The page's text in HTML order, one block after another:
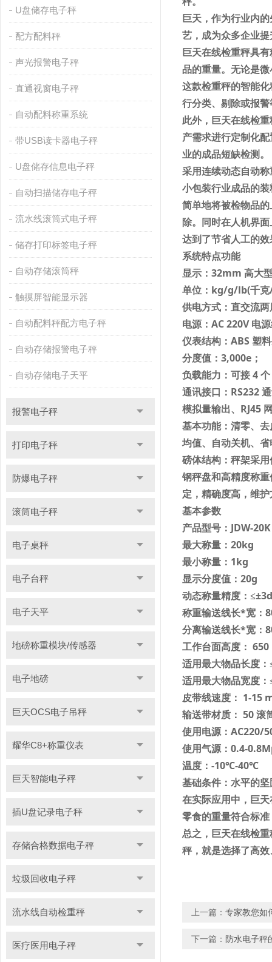
U盘储存电子秤
配方配料秤
声光报警电子秤
直通视窗电子秤
自动配料称重系统
带USB读卡器电子秤
U盘储存信息电子秤
自动扫描储存电子秤
流水线滚筒式电子秤
储存打印标签电子秤
自动存储滚筒秤
触摸屏智能显示器
自动配料秤配方电子秤
自动存储报警电子秤
自动存储电子天平
报警电子秤
打印电子秤
防爆电子秤
滚筒电子秤
电子桌秤
电子台秤
电子天平
地磅称重模块/传感器
电子地磅
巨天OCS电子吊秤
耀华C8+称重仪表
巨天智能电子秤
插U盘记录电子秤
存储合格数据电子秤
垃圾回收电子秤
流水线自动检重秤
医疗医用电子秤
巨天，作为行业内
艺，成为众多企业
巨天在线检重秤具
品的重量。无论是
这款检重秤的智能
行分类、剔除或报
此外，巨天在线检
产需求进行定制化
业的成品短缺检测。
采用连续动态自动
小包装行业成品的
简单地将被检物品
除。同时在人机界
达到了节省人工的
系统特点功能
显示： 32mm 高大
单位： kg/g/lb(千克
供电方式：直交流
电源： AC 220V电
仪表结构： ABS 塑
分度值： 3,000e ；
负载能力：可接4个
通讯接口： RS232
模拟量输出、 RJ45
基本功能：清零、
均值、自动关机、
磅体结构：秤架采
钢秤盘和高精度称
定，精确度高，维
基本参数
产品型号： JDW-20K
最大称量： 20kg
最小称量： 1kg
显示分度值： 20g
动态称量精度： ≤±3d
称重输送线长*宽：
分离输送线长*宽：
工作台面高度：
适用最大物品长度：
适用最大物品宽度：
皮带线速度： 1-15
输送带材质： 50滚
使用电源： AC220/
使用气源： 0.4-
温度： -10℃-40℃
基础条件：水平的
在实际应用中，巨
零食的重量符合标
总之，巨天在线检
秤，就是选择了高
上一篇： 专家教您如
下一篇： 防水电子秤